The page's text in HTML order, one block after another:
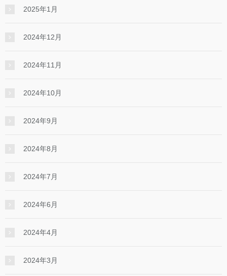
2025年1月
2024年12月
2024年11月
2024年10月
2024年9月
2024年8月
2024年7月
2024年6月
2024年4月
2024年3月